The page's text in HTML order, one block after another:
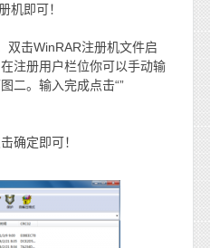
机即可！
双击WinRAR注册机文件启
注册用户栏位你可以手动输
二。输入完成点击“”
确定即可！